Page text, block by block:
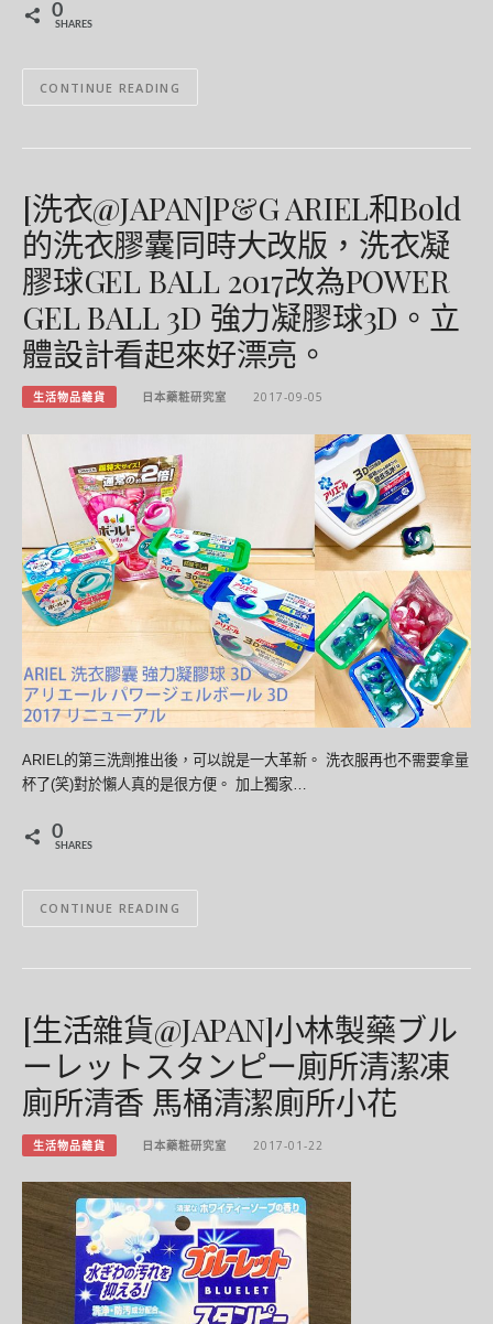
0
SHARES
CONTINUE READING
[洗衣@JAPAN]P&G ARIEL和Bold
的洗衣膠囊同時大改版，洗衣凝
膠球GEL BALL 2017改為POWER
GEL BALL 3D 強力凝膠球3D。立
體設計看起來好漂亮。
生活物品雜貨 日本藥粧研究室 2017-09-05
ARIEL的第三洗劑推出後，可以說是一大革新。 洗衣服再也不需要拿量
杯了(笑)對於懶人真的是很方便。 加上獨家…
0
SHARES
CONTINUE READING
[生活雜貨@JAPAN]小林製藥ブル
ーレットスタンピー廁所清潔凍
廁所清香 馬桶清潔廁所小花
生活物品雜貨 日本藥粧研究室 2017-01-22